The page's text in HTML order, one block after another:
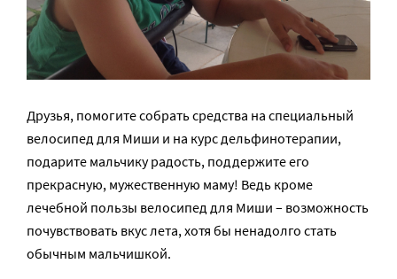
Друзья, помогите собрать средства на специальный
велосипед для Миши и на курс дельфинотерапии,
подарите мальчику радость, поддержите его
прекрасную, мужественную маму! Ведь кроме
лечебной пользы велосипед для Миши – возможность
почувствовать вкус лета, хотя бы ненадолго стать
обычным мальчишкой.